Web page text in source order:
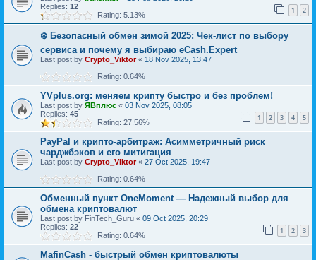
Replies: 12 1 2
Rating: 5.13%
❄️ Безопасный обмен зимой 2025: Чек-лист по выбору
сервиса и почему я выбираю eCash.Expert
Last post by Crypto_Viktor« 18 Nov 2025, 13:47
Rating: 0.64%
YVplus.org: меняем крипту быстро и без проблем!
Last post by ЯВплюс « 03 Nov 2025, 08:05
Replies: 45 1 2 3 4 5
Rating: 27.56%
PayPal и крипто-арбитраж: Асимметричный риск
чарджбэков и его митигация
Last post by Crypto_Viktor« 27 Oct 2025, 19:47
Rating: 0.64%
Обменный пункт OneMoment — Надежный выбор для
обмена криптовалют
Last post by FinTech_Guru « 09 Oct 2025, 20:29
Replies: 22 1 2 3
Rating: 0.64%
MafinCash - быстрый обмен криптовалюты